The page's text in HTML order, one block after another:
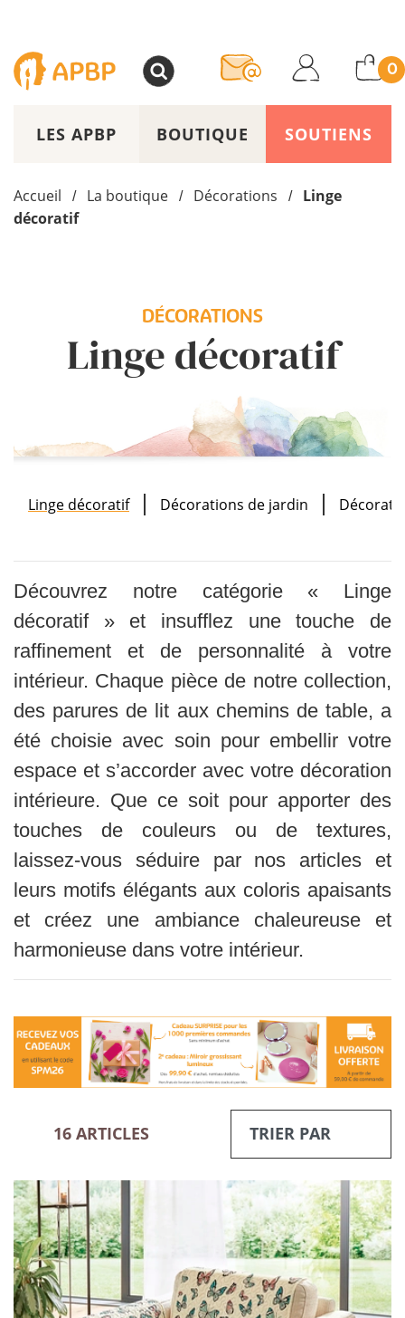
0
LES APBP BOUTIQUE SOUTIENS
Accueil / La boutique / Décorations /
Linge
décoratif
DÉCORATIONS
Linge décoratif
Linge décoratif Décorations de jardin
Découvrez notre catégorie « Linge
décoratif » et insufflez une touche de
raffinement et de personnalité à votre
intérieur. Chaque pièce de notre collection,
des parures de lit aux chemins de table, a
été choisie avec soin pour embellir votre
espace et s’accorder avec votre décoration
intérieure. Que ce soit pour apporter des
touches de couleurs ou de textures,
laissez-vous séduire par nos articles et
leurs motifs élégants aux coloris apaisants
et créez une ambiance chaleureuse et
harmonieuse dans votre intérieur.
16 ARTICLES